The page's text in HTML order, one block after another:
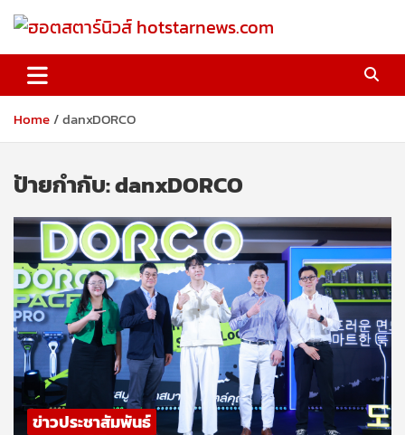
ฮอตสตาร์นิวส์ hotstarnews.com
Home danxDORCO
ป้ายกำกับ:danxDORCO
ข่าวประชาสัมพันธ์